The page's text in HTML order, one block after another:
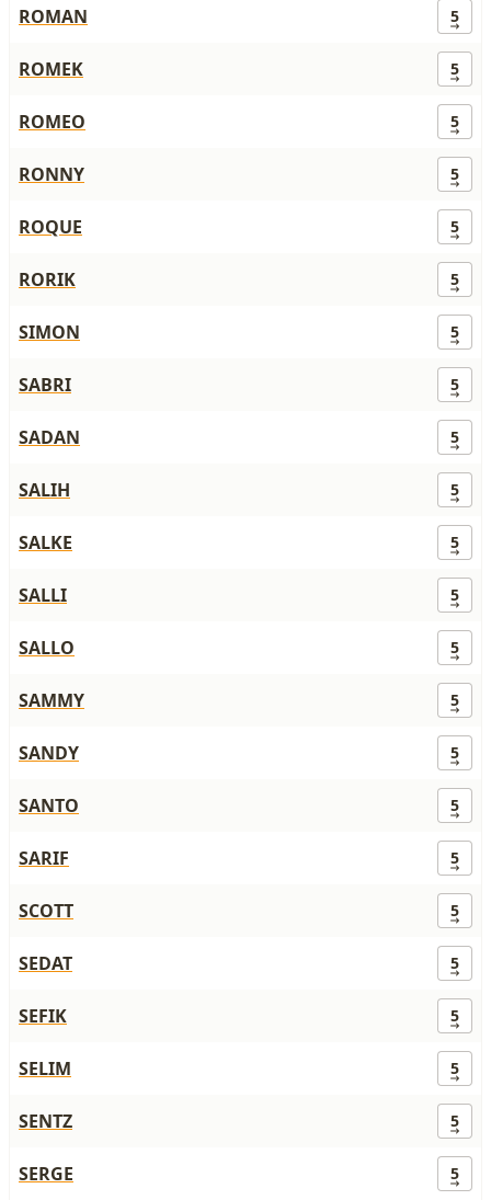
ROMAN 5
ROMEK 5
ROMEO 5
RONNY 5
ROQUE 5
RORIK 5
SIMON 5
SABRI 5
SADAN 5
SALIH 5
SALKE 5
SALLI 5
SALLO 5
SAMMY 5
SANDY 5
SANTO 5
SARIF 5
SCOTT 5
SEDAT 5
SEFIK 5
SELIM 5
SENTZ 5
SERGE 5